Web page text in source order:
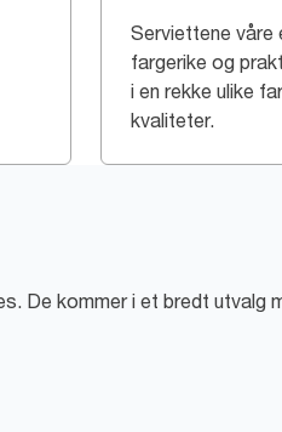
Serviettene våre
fargerike og
i en rekke ulike
kvaliteter.
De kommer i et bredt utvalg